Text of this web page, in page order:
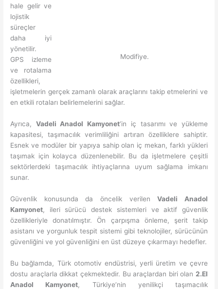
Modifiye.
hale gelir ve
lojistik
süreçler
daha iyi
yönetilir.
GPS izleme
ve rotalama
özellikleri,
işletmelerin gerçek zamanlı olarak araçlarını takip etmelerini ve
en etkili rotaları belirlemelerini sağlar.
Ayrıca, Vadeli Anadol Kamyonet‘in iç tasarımı ve yükleme
kapasitesi, taşımacılık verimliliğini artıran özelliklere sahiptir.
Esnek ve modüler bir yapıya sahip olan iç mekan, farklı yükleri
taşımak için kolayca düzenlenebilir. Bu da işletmelere çeşitli
sektörlerdeki taşımacılık ihtiyaçlarına uyum sağlama imkanı
sunar.
Güvenlik konusunda da öncelik verilenVadeli Anadol
Kamyonet, ileri sürücü destek sistemleri ve aktif güvenlik
özellikleriyle donatılmıştır. Ön çarpışma önleme, şerit takip
asistanı ve yorgunluk tespit sistemi gibi teknolojiler, sürücünün
güvenliğini ve yol güvenliğini en üst düzeye çıkarmayı hedefler.
Bu bağlamda, Türk otomotiv endüstrisi, yerli üretim ve çevre
dostu araçlarla dikkat çekmektedir. Bu araçlardan biri olan 2.El
Anadol Kamyonet, Türkiye’nin yenilikçi taşımacılık